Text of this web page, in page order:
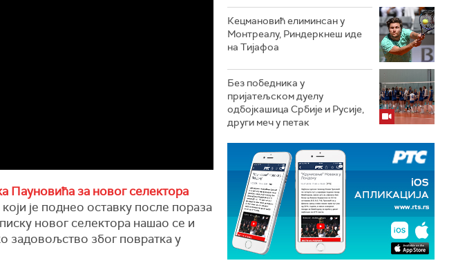
Пауновића за новог селектора
је поднео оставку после пораза
новог селектора нашао се и
задовољство због повратка у
Кецмановић елиминсан у
Монтреалу, Риндеркнеш иде
на Тијафоа
Без победника у
пријатељском дуелу
одбојкашица Србије и Русије,
други меч у петак